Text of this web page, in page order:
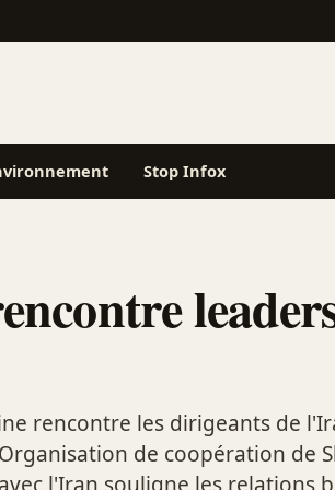
Stop Infox
rencontre les dirigeants de
de coopération de